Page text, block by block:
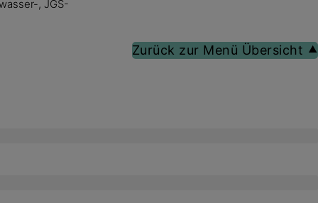
, JGS-
Zurück zur Menü Übersicht ⯅